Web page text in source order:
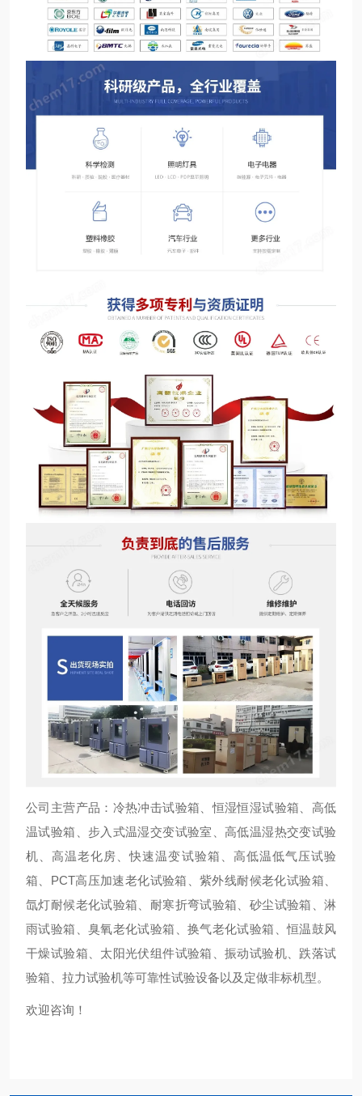
公司主营产品：冷热冲击试验箱、恒湿恒湿试验箱、高低
温试验箱、步入式温湿交变试验室、高低温湿热交变试验
机、高温老化房、快速温变试验箱、高低温低气压试验
箱、PCT高压加速老化试验箱、紫外线耐候老化试验箱、
氙灯耐候老化试验箱、耐寒折弯试验箱、砂尘试验箱、淋
雨试验箱、臭氧老化试验箱、换气老化试验箱、恒温鼓风
干燥试验箱、太阳光伏组件试验箱、振动试验机、跌落试
验箱、拉力试验机等可靠性试验设备以及定做非标机型。
欢迎咨询！